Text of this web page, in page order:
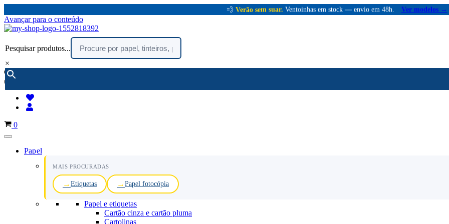
💨 Verão sem suar. Ventoinhas em stock — envio em 48h. Ver modelos →
Avançar para o conteúdo
Pesquisar produtos...
×
encomendar por telefone :
(chamada rede fixa nacional)
Carrinho
0
Papel
MAIS PROCURADAS
Etiquetas Papel fotocópia
Papel e etiquetas
Cartão cinza e cartão pluma
Cartolinas